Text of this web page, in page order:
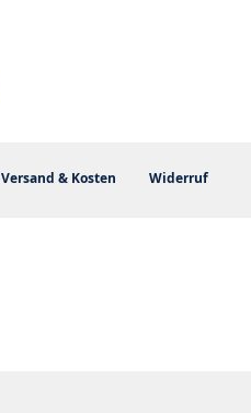
Versand & Kosten Widerruf